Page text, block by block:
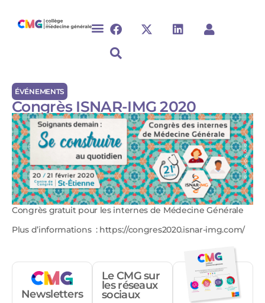
ÉVÉNEMENTS
Congrès ISNAR-IMG 2020
Congrès gratuit pour les internes de Médecine Générale
Plus d’informations : https://congres2020.isnar-img.com/
Newsletters
Le CMG sur
les réseaux
sociaux